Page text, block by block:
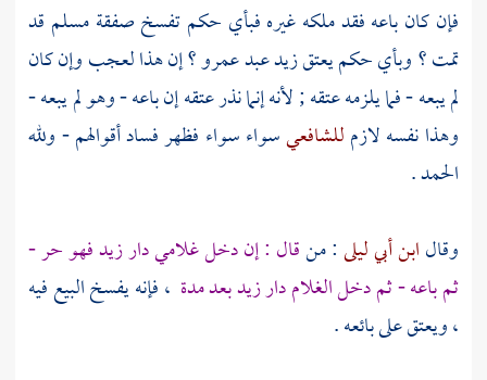
فإن كان باعه فقد ملكه غيره فبأي حكم تفسخ صفقة مسلم قد
تمت ؟ وبأي حكم يعتق زيد عبد عمرو ؟ إن هذا لعجب وإن كان
لم يبعه - فما يلزمه عتقه ; لأنه إنما نذر عتقه إن باعه - وهو لم يبعه -
وهذا نفسه لازمللشافعيسواء سواء فظهر فساد أقوالهم - ولله
الحمد .
وقالابن أبي ليلى: منقال : إن دخل غلامي دار زيد فهو حر -
ثم باعه - ثم دخل الغلام دار زيد بعد مدة ، فإنه يفسخ البيع فيه
، ويعتق على بائعه .